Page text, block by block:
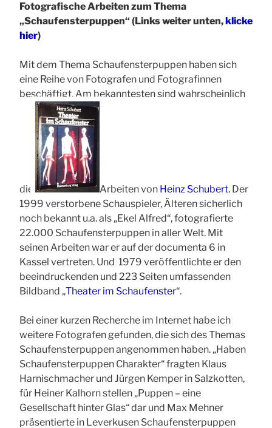
Fotografische Arbeiten zum Thema
„Schaufensterpuppen“ (Links weiter unten, klicke
hier)
Mit dem Thema Schaufensterpuppen haben sich
eine Reihe von Fotografen und Fotografinnen
beschäftigt. Am bekanntesten sind wahrscheinlich
die Arbeiten von Heinz Schubert. Der
1999 verstorbene Schauspieler, Älteren sicherlich
noch bekannt u.a. als „Ekel Alfred“, fotografierte
22.000 Schaufensterpuppen in aller Welt. Mit
seinen Arbeiten war er auf der documenta 6 in
Kassel vertreten. Und 1979 veröffentlichte er den
beeindruckenden und 223 Seiten umfassenden
Bildband „Theater im Schaufenster“.
Bei einer kurzen Recherche im Internet habe ich
weitere Fotografen gefunden, die sich des Themas
Schaufensterpuppen angenommen haben. „Haben
Schaufensterpuppen Charakter“ fragten Klaus
Harnischmacher und Jürgen Kemper in Salzkotten,
für Heiner Kalhorn stellen „Puppen – eine
Gesellschaft hinter Glas“ dar und Max Mehner
präsentierte in Leverkusen Schaufensterpuppen